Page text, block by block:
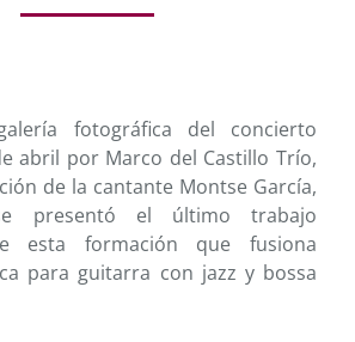
fotográfica del concierto
abril por Marco del Castillo Trío,
de la cantante Montse García,
presentó el último trabajo
esta formación que fusiona
para guitarra con jazz y bossa